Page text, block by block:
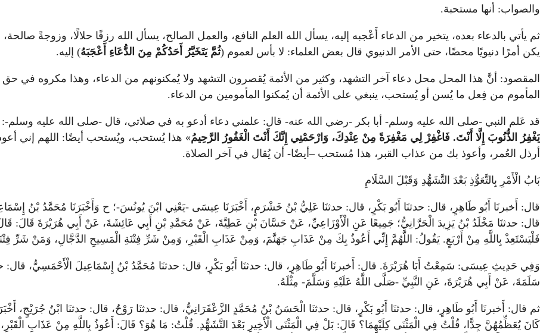
والصواب: أنها مستحبة.
ثم يأتي بالدعاء بعده، يتخير من الدعاء أَعْجبه إليه، يسأل الله العلم النافع، والعمل الصالح، يسأل الله رزقًا حلالًا، وزوجةً
يكن أمرًا دنيويًا محضًا، حتى الأمر الدنيوي قال بعض العلماء: لا بأس لعموم (ثُمَّ يَتَخَيَّرُ أَحَدُكُمْ مِنَ الدُّعَاءِ أَعْجَبَهُ) إليه.
المقصود: أنَّ هذا المحل محل دعاء آخر التشهد، وكثير من الأئمة يُقصرون التشهد ولا يُمكنونهم من الدعاء، وهذا مكروه في حق
المأموم من فِعل ما يُسن أو يُستحب، ينبغي على الأئمة أن يُمكنوا المأمومين من الدعاء.
قد عَلم النبي -صلى الله عليه وسلم- أبا بكر -رضي الله عنه- قال: علمني دعاء أدعو به في صلاتي، قال -صلى الله عليه وسلم-:
يَغْفِرُ الذُّنُوبَ إِلَّا أَنْتَ. فَاغْفِرْ لِي مَغْفِرَةً مِنْ عِنْدِكَ، وَارْحَمْنِي إِنَّكَ أَنْتَ الْغَفُورُ الرَّحِيمُ» هذا يُستحب، ويُستحب أيضًا: اللهم إني
أرذل العُمر، وأعوذ بك من عذاب القبر، هذا مُستحب –أيضًا- أن يُقال في آخر الصلاة.
بَابُ الْأَمْرِ بِالتَّعَوُّذِ بَعْدَ التَّشَهُّدِ وَقَبْلَ السَّلَامِ
قال: أَخبرنَا أَبُو طَاهِرٍ، قال: حدثنَا أَبُو بَكْرٍ، قال: حدثنَا عَلِيُّ بْنُ خَشْرَمٍ، أَخْبَرَنَا عِيسَى -يَعْنِي ابْنَ يُونُسَ-؛ ح وَأَخْبَرَنَا مُحَمَّدُ بْنُ
قال: حدثنَا مَخْلَدُ بْنُ يَزِيدَ الْحَرَّانِيُّ؛ جَمِيعًا عَنِ الْأَوْزَاعِيِّ، عَنْ حَسَّانَ بْنِ عَطِيَّةَ، عَنْ مُحَمَّدِ بْنِ أَبِي عَائِشَةَ، عَنْ أَبِي هُرَيْرَةَ قَالَ:
فَلْيَسْتَعِذْ بِاللَّهِ مِنْ أَرْبَعٍ. يَقُولُ: اللَّهُمَّ إِنِّي أَعُوذُ بِكَ مِنْ عَذَابِ جَهَنَّمَ، وَمِنْ عَذَابِ الْقَبْرِ، وَمِنْ شَرِّ فِتْنَةِ الْمَسِيحِ الدَّجَّالِ، وَمَنْ شَرِّ
وَفِي حَدِيثِ عِيسَى: سَمِعْتُ أَبَا هُرَيْرَةَ. قال: أَخبرنَا أَبُو طَاهِرٍ، قال: حدثنَا أَبُو بَكْرٍ، قال: حدثنَا مُحَمَّدُ بْنُ إِسْمَاعِيلَ الْأَحْمَسِيُّ، قال:
سَلَمَةَ، عَنْ أَبِي هُرَيْرَةَ، عَنِ النَّبِيِّ -صَلَّى اللَّهُ عَلَيْهِ وَسَلَّمَ- مِثْلَهُ.
ثم قال: أَخبرنَا أَبُو طَاهِرٍ، قال: حدثنَا أَبُو بَكْرٍ، قال: حدثنَا الْحَسَنُ بْنُ مُحَمَّدٍ الزَّعْفَرَانِيُّ، قال: حدثنَا رَوْحٌ، قال: حدثنَا ابْنُ جُرَيْجٍ،
كَانَ يُعَظِّمُهُنَّ جِدًّا، قُلْتُ فِي الْمَثْنَى كِلَيْهِمَا؟ قَالَ: بَلْ فِي الْمَثْنَى الْأَخِيرِ بَعْدَ التَّشَهُّدِ. قُلْتُ: مَا هُوَ؟ قَالَ: أَعُوذُ بِاللَّهِ مِنْ عَذَابِ